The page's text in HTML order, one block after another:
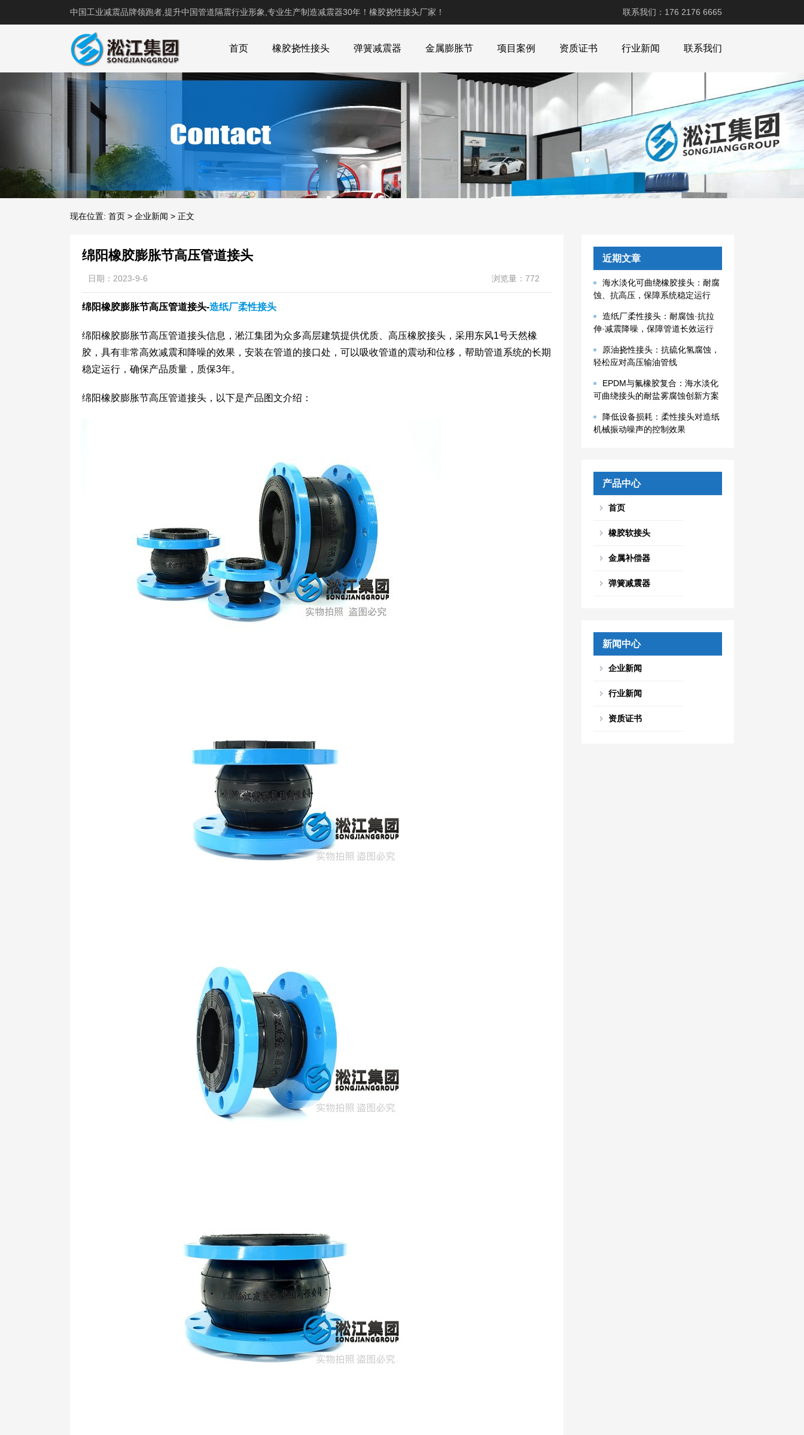
中国工业减震品牌领跑者,提升中国管道隔震行业形象,专业生产制造减震器30年！橡胶挠性接头厂家！ 联系我们：176 2176 6665
首页 橡胶挠性接头 弹簧减震器 金属膨胀节 项目案例 资质证书 行业新闻 联系我们
现在位置: 首页 > 企业新闻 > 正文
绵阳橡胶膨胀节高压管道接头
日期：2023-9-6 浏览量：772
绵阳橡胶膨胀节高压管道接头-造纸厂柔性接头
绵阳橡胶膨胀节高压管道接头信息，淞江集团为众多高层建筑提供优质、高压橡胶接头，采用东风1号天然橡
胶，具有非常高效减震和降噪的效果，安装在管道的接口处，可以吸收管道的震动和位移，帮助管道系统的长期
稳定运行，确保产品质量，质保3年。
绵阳橡胶膨胀节高压管道接头，以下是产品图文介绍：
近期文章
海水淡化可曲绕橡胶接头：耐腐
蚀、抗高压，保障系统稳定运行
造纸厂柔性接头：耐腐蚀·抗拉
伸·减震降噪，保障管道长效运行
原油挠性接头：抗硫化氢腐蚀，
轻松应对高压输油管线
EPDM与氟橡胶复合：海水淡化
可曲绕接头的耐盐雾腐蚀创新方案
降低设备损耗：柔性接头对造纸
机械振动噪声的控制效果
产品中心
首页
橡胶软接头
金属补偿器
弹簧减震器
新闻中心
企业新闻
行业新闻
资质证书